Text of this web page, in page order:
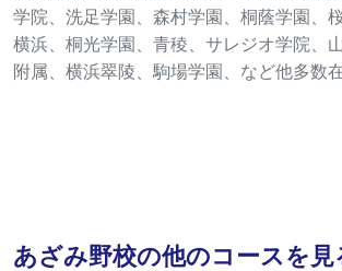
学院、洗足学園、森村学園、桐蔭学園、
横浜、桐光学園、青稜、サレジオ学院、
附属、横浜翠陵、駒場学園、など他多数
あざみ野校の他のコースを見